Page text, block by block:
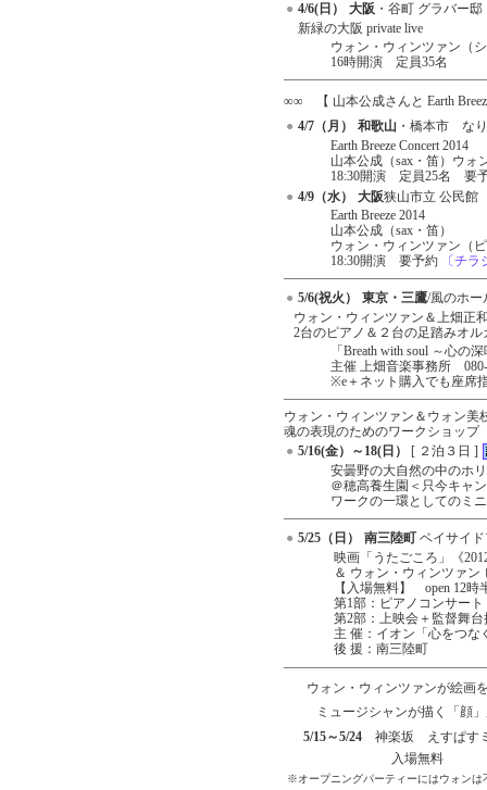
● 4/6(日） 大阪 ・谷町 グラバー邸
新緑の大阪 private live
ウォン・ウィンツァン（
16時開演 定員35名
∞∞ 【 山本公成さんと Earth
● 4/7（月） 和歌山 ・橋本市 な
Earth Breeze Concert 2014
山本公成（sax・笛）ウォ
18:30開演 定員25名 要
● 4/9（水） 大阪狭山市立 公民館
Earth Breeze 2014
山本公成（sax・笛）
ウォン・ウィンツァン（
18:30開演 要予約
〔チ
● 5/6(祝火） 東京・三鷹/風のホー
ウォン・ウィンツァン＆上畑正
2台のピアノ＆２台の足踏みオル
「Breath with soul ～心の
主催 上畑音楽事務所
※e＋ネット購入でも座席
ウォン・ウィンツァン＆ウォン美
魂の表現のためのワークショップ
● 5/16(金）～18(日）
[ ２泊３日 ]
安曇野の大自然の中のホ
＠穂高養生園＜只今キャ
ワークの一環としてのミ
● 5/25（日） 南三陸町 ベイサイ
映画「うたごころ」《
＆ ウォン・ウィンツァ
【入場無料】 open 12
第1部：ピアノコンサート
第2部：上映会＋監督舞
主 催：イオン「心をつな
後 援：南三陸
ウォン・ウィンツァンが絵画
ミュージシャンが描く「顔
5/15～5/24 神楽坂 えすぱす
入場無料
※オープニングパーティーにはウォンは